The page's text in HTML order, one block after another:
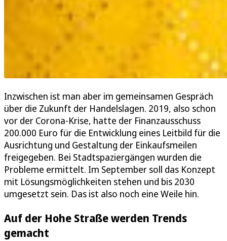
Inzwischen ist man aber im gemeinsamen Gespräch
über die Zukunft der Handelslagen. 2019, also schon
vor der Corona-Krise, hatte der Finanzausschuss
200.000 Euro für die Entwicklung eines Leitbild für die
Ausrichtung und Gestaltung der Einkaufsmeilen
freigegeben. Bei Stadtspaziergängen wurden die
Probleme ermittelt. Im September soll das Konzept
mit Lösungsmöglichkeiten stehen und bis 2030
umgesetzt sein. Das ist also noch eine Weile hin.
Auf der Hohe Straße werden Trends
gemacht